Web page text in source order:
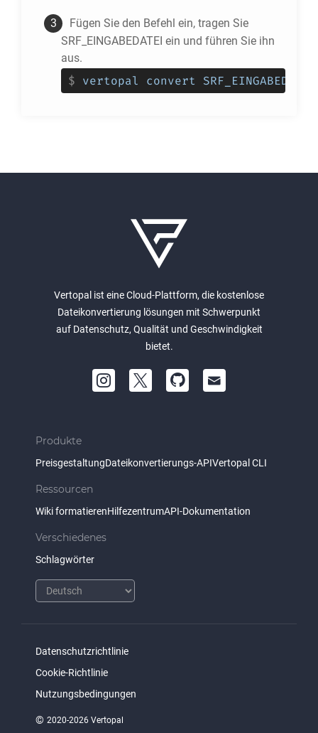
Fügen Sie den Befehl ein, tragen Sie
SRF_EINGABEDATEI ein und führen Sie ihn
aus.
$ vertopal convert
Vertopal ist eine Cloud-Plattform, die kostenlose
Dateikonvertierung lösungen mit Schwerpunkt
auf Datenschutz, Qualität und Geschwindigkeit
bietet.
Produkte
PreisgestaltungDateikonvertierungs-APIVertopal CLI
Ressourcen
Wiki formatierenHilfezentrumAPI-Dokumentation
Verschiedenes
Schlagwörter
Datenschutzrichtlinie
Cookie-Richtlinie
Nutzungsbedingungen
© 2020-2026 Vertopal